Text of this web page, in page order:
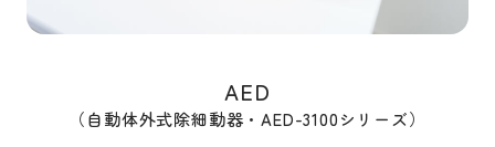
AED
（自動体外式除細動器・AED-3100シリーズ）